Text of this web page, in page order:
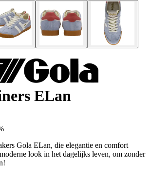
ELan
Gola ELan, die elegantie en comfort
look in het dagelijks leven, om zonder